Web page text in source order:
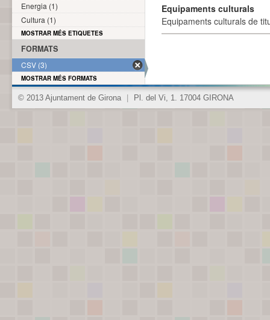
Equipaments culturals
Equipaments culturals de
Energia (1)
Cultura (1)
MOSTRAR MÉS ETIQUETES
FORMATS
CSV (3)
MOSTRAR MÉS FORMATS
© 2013 Ajuntament de Girona Pl. del Vi, 1. 17004 GIRONA